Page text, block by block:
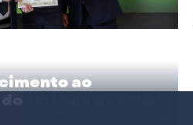
ao